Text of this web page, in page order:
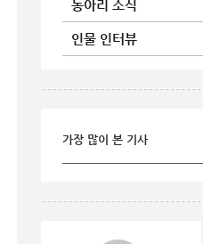
동아리 소식
인물 인터뷰
가장 많이 본 기사